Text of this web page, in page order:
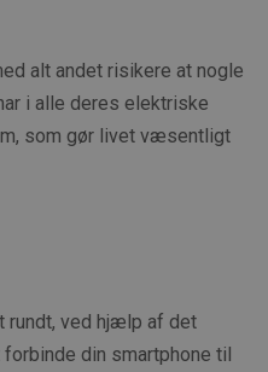
alt andet risikere at nogle
i alle deres elektriske
som gør livet væsentligt
rundt, ved hjælp af det
din smartphone til